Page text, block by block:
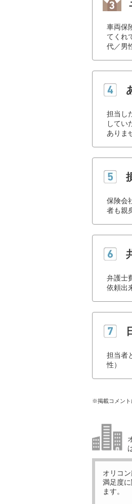
車両保
てくれ
代／男
担当し
してい
ありま
保険会
者も親
弁護士
依頼出
担当者
性）
※掲載コメント
オリコ
満足度
ます。